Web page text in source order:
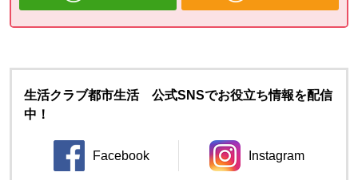
生活クラブ都市生活 公式SNSでお役立ち情報を配信
中！
Facebook
別のウィンドウで開きます。
Instagram
別のウィンドウ